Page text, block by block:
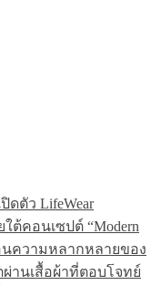
ดตัว LifeWear
ใต้คอนเซปต์ “Modern
นความหลากหลายของ
านเสื้อผ้าที่ตอบโจทย์